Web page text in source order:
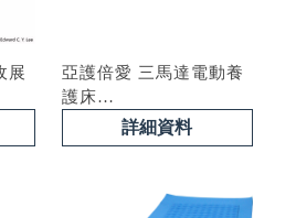
展
亞護倍愛 三馬達電動養
護床
型號 : BL-BH62
詳細資料